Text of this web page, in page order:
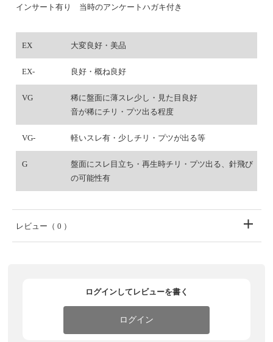
インサート有り 当時のアンケートハガキ付き
EX 大変良好・美品
EX- 良好・概ね良好
VG
稀に盤面に薄スレ少し・見た目良好
音が稀にチリ・プツ出る程度
VG- 軽いスレ有・少しチリ・プツが出る等
G
盤面にスレ目立ち・再生時チリ・プツ出る、針飛び
の可能性有
レビュー （ 0 ）
ログインしてレビューを書く
ログイン